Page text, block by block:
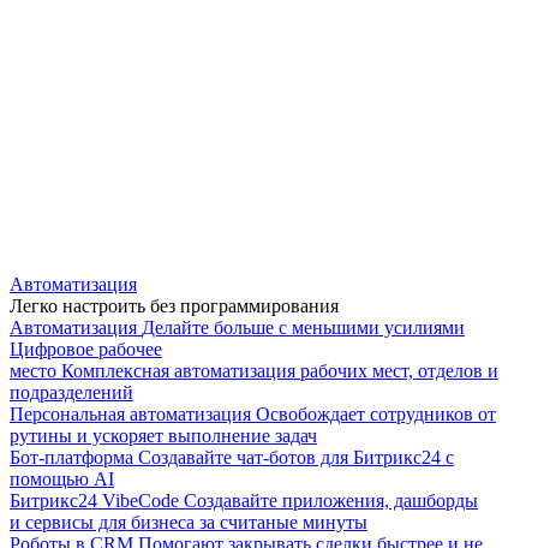
Автоматизация
Легко настроить без программирования
Автоматизация Делайте больше с меньшими усилиями
Цифровое рабочее
место Комплексная автоматизация рабочих мест, отделов и
подразделений
Персональная автоматизация Освобождает сотрудников от
рутины и ускоряет выполнение задач
Бот-платформа Создавайте чат-ботов для Битрикс24 с
помощью AI
Битрикс24 VibeCode Создавайте приложения, дашборды
и сервисы для бизнеса за считаные минуты
Роботы в CRM Помогают закрывать сделки быстрее и не